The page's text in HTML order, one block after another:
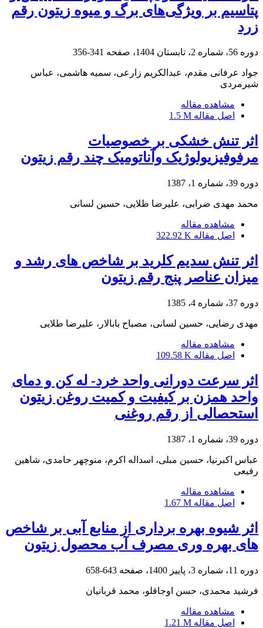
پتاسیم بر ویژگی‌های برگ و میوه زیتون رقم
زرد
دوره 56، شماره 2، تابستان 1404، صفحه 341-356
جواد عرفانی مقدم، عبدالکریم زارعی، سمیه هاشمی، عباس
شیرمردی
مشاهده مقاله
اصل مقاله 1.5 M
اثر تنش خشکی بر خصوصیات
مرفوفیزیولوژیک وآناتومیک چند رقم زیتون
دوره 39، شماره 1، 1387
محمد مهدی ضرابی، علیرضا طلایی، حسین لسانی
مشاهده مقاله
اصل مقاله 322.92 K
اثر تنش سدیم کلرید بر شاخص های رشد و
میزان عناصر پنج رقم زیتون
دوره 37، شماره 4، 1385
مهدی رضایی، حسین لسانی، مصباح بابالار، علیرضا طلایی
مشاهده مقاله
اصل مقاله 109.58 K
اثر سرعت دورانی واحد خرد- له کن و دمای
واحد همزن بر کیفیت و کمیت روغن زیتون
استحصالی از رقم روغنی
دوره 39، شماره 1، 1387
عباس اکبرنیا، حسین مبلی، اسداله اکرم، منوچهر حامدی، شاهین
رفیعی
مشاهده مقاله
اصل مقاله 1.67 M
اثر شیوه بهره برداری از منابع آبی بر شاخص
های بهره وری مصرف آب محصول زیتون
دوره 11، شماره 3، پاییز 1400، صفحه 643-658
فرشید محمدی، حسن اوجاقلو، محمد قربانیان
مشاهده مقاله
اصل مقاله 1.21 M